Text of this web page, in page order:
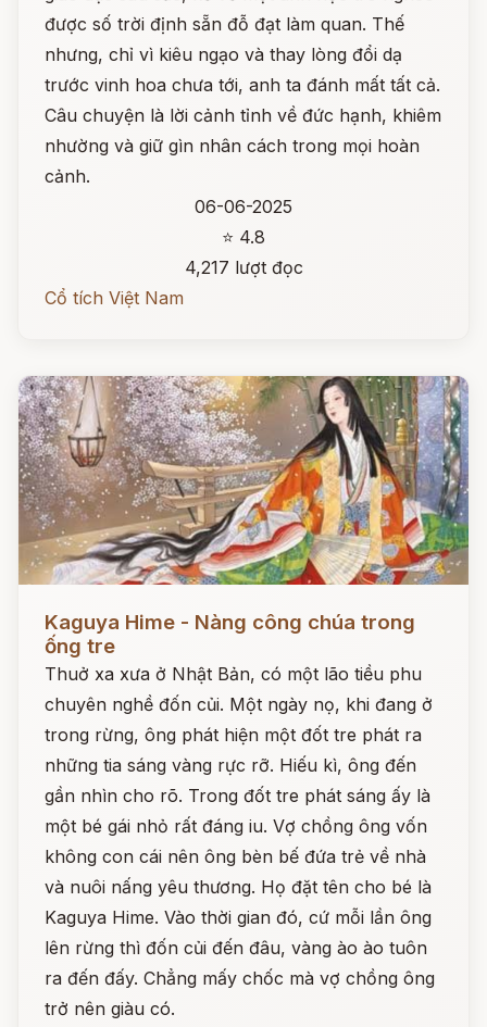
được số trời định sẵn đỗ đạt làm quan. Thế
nhưng, chỉ vì kiêu ngạo và thay lòng đổi dạ
trước vinh hoa chưa tới, anh ta đánh mất tất cả.
Câu chuyện là lời cảnh tỉnh về đức hạnh, khiêm
nhường và giữ gìn nhân cách trong mọi hoàn
cảnh.
06-06-2025
⭐ 4.8
4,217 lượt đọc
Cổ tích Việt Nam
Kaguya Hime - Nàng công chúa trong
ống tre
Thuở xa xưa ở Nhật Bản, có một lão tiều phu
chuyên nghề đốn củi. Một ngày nọ, khi đang ở
trong rừng, ông phát hiện một đốt tre phát ra
những tia sáng vàng rực rỡ. Hiếu kì, ông đến
gần nhìn cho rõ. Trong đốt tre phát sáng ấy là
một bé gái nhỏ rất đáng iu. Vợ chồng ông vốn
không con cái nên ông bèn bế đứa trẻ về nhà
và nuôi nấng yêu thương. Họ đặt tên cho bé là
Kaguya Hime. Vào thời gian đó, cứ mỗi lần ông
lên rừng thì đốn củi đến đâu, vàng ào ào tuôn
ra đến đấy. Chẳng mấy chốc mà vợ chồng ông
trở nên giàu có.